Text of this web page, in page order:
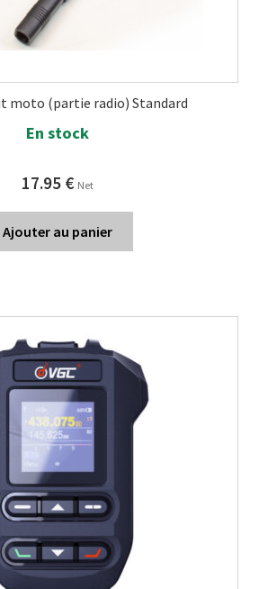
moto (partie radio) Standard
En stock
17.95 € Net
Ajouter au panier